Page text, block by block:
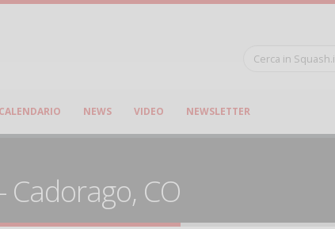
CALENDARIO NEWS VIDEO NEWSLETTER
Cadorago, CO